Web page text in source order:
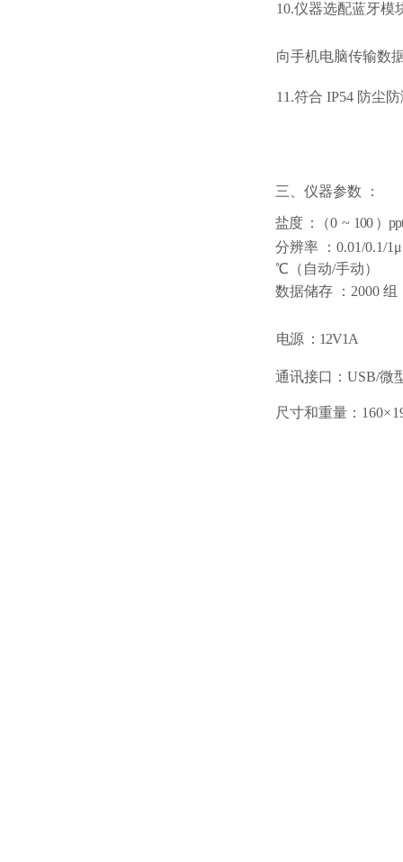
10.仪器选配蓝牙模
向手机电脑传输数
11.符合 IP54 防尘
三、仪器参数 ：
盐度 ：（ 0 ~ 100 ） ppt
分辨率
： 0.01/0.1/
℃（自动/手动）
数据储存
： 2000 组
电源 ： 12V1A
通讯接口： USB/微
尺寸和重量： 160×